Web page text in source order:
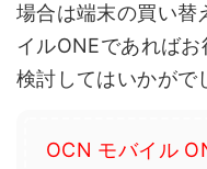
場合は端末の買い替
イルONEであればお
検討してはいかがで
OCN モバイル